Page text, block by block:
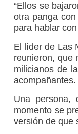
“Ellos se
otra panga
para hablar
El líder de Las
reunieron, que
milicianos de
acompañantes.
Una persona,
momento se
versión de que